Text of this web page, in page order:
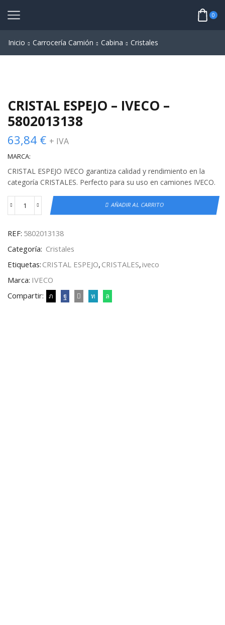
0
Inicio Carrocería Camión Cabina Cristales
CRISTAL ESPEJO – IVECO –
5802013138
63,84 € + IVA
MARCA:
CRISTAL ESPEJO IVECO garantiza calidad y rendimiento en la
categoría CRISTALES. Perfecto para su uso en camiones IVECO.
AÑADIR AL CARRITO
REF: 5802013138
Categoría: Cristales
Etiquetas: CRISTAL ESPEJO, CRISTALES,iveco
Marca: IVECO
Compartir: